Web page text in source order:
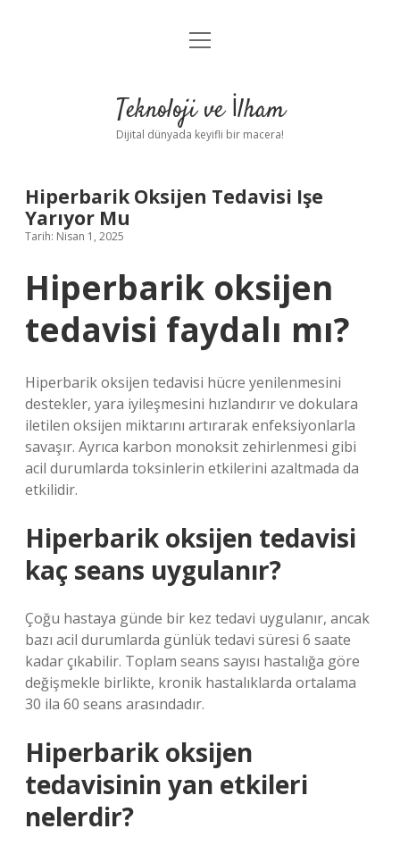
Anasayfa
Yasal Uyarı
menüyü
Teknoloji ve İlham
Dijital dünyada keyifli bir macera!
Hiperbarik Oksijen Tedavisi Işe
Yarıyor Mu
Tarih: Nisan 1, 2025
Hiperbarik oksijen
tedavisi faydalı mı?
Hiperbarik oksijen tedavisi hücre yenilenmesini
destekler, yara iyileşmesini hızlandırır ve dokulara
iletilen oksijen miktarını artırarak enfeksiyonlarla
savaşır. Ayrıca karbon monoksit zehirlenmesi gibi
acil durumlarda toksinlerin etkilerini azaltmada da
etkilidir.
Hiperbarik oksijen tedavisi
kaç seans uygulanır?
Çoğu hastaya günde bir kez tedavi uygulanır, ancak
bazı acil durumlarda günlük tedavi süresi 6 saate
kadar çıkabilir. Toplam seans sayısı hastalığa göre
değişmekle birlikte, kronik hastalıklarda ortalama
30 ila 60 seans arasındadır.
Hiperbarik oksijen
tedavisinin yan etkileri
nelerdir?